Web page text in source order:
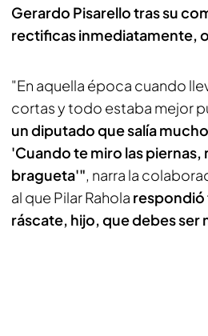
Gerardo Pisarello tras su
rectificas inmediatamente,
"En aquella época cuando
cortas y todo estaba mejor
un diputado que salía
'Cuando te miro las piernas,
bragueta'", narra la
al que Pilar Rahola respondió
ráscate, hijo, que debes